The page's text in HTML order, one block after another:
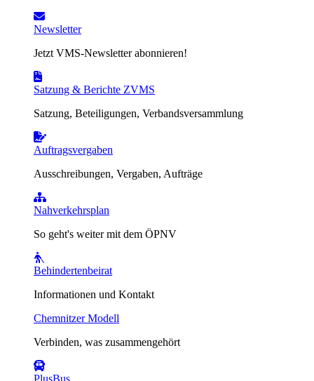
Newsletter
Jetzt VMS-Newsletter abonnieren!
Satzung & Berichte ZVMS
Satzung, Beteiligungen, Verbandsversammlung
Auftragsvergaben
Ausschreibungen, Vergaben, Aufträge
Nahverkehrsplan
So geht's weiter mit dem ÖPNV
Behindertenbeirat
Informationen und Kontakt
Chemnitzer Modell
Verbinden, was zusammengehört